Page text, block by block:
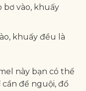
bơ vào, khuấy
khuấy đều là
này bạn có thể
để nguội, đổ